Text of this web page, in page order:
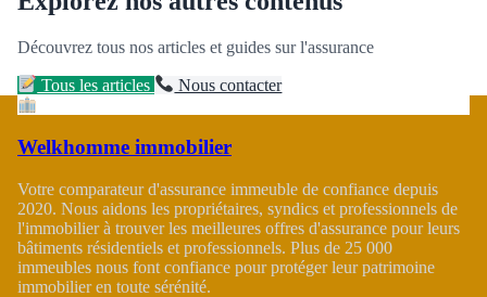
Découvrez tous nos articles et guides sur l'assurance
Tous les articles Nous contacter
Welkhomme immobilier
Votre comparateur d'assurance immeuble de confiance depuis
2020. Nous aidons les propriétaires, syndics et professionnels de
l'immobilier à trouver les meilleures offres d'assurance pour leurs
bâtiments résidentiels et professionnels. Plus de 25 000
immeubles nous font confiance pour protéger leur patrimoine
immobilier en toute sérénité.